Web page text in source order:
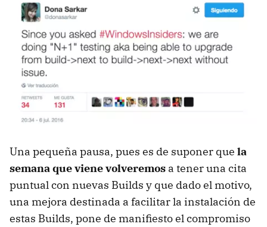
Una pequeña pausa, pues es de suponer que la
semana que viene volveremos a tener una cita
puntual con nuevas Builds y que dado el motivo,
una mejora destinada a facilitar la instalación de
estas Builds, pone de manifiesto el compromiso